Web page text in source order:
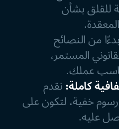
للقلق بشأن
بدءًا من النصائح
المستمر،
عملك.
كاملة:نقدم
خفية، لتكون على
عليه.